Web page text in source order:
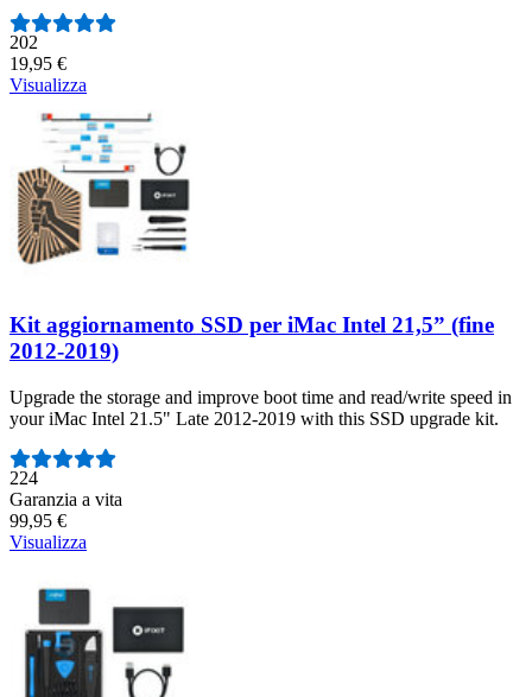
Numero di recensioni:
202
19,95 €
Visualizza
Kit aggiornamento SSD per iMac Intel 21,5” (fine
2012-2019)
Upgrade the storage and improve boot time and read/write speed in
your iMac Intel 21.5" Late 2012-2019 with this SSD upgrade kit.
Numero di recensioni:
224
Garanzia a vita
99,95 €
Visualizza